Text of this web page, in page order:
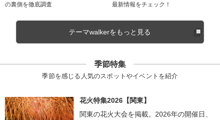
の裏側を徹底調査
最新情報をチェック！
テーマwalkerをもっと見る
季節特集
季節を感じる人気のスポットやイベントを紹介
花火特集2026【関東】
関東の花火大会を掲載。2026年の開催日、